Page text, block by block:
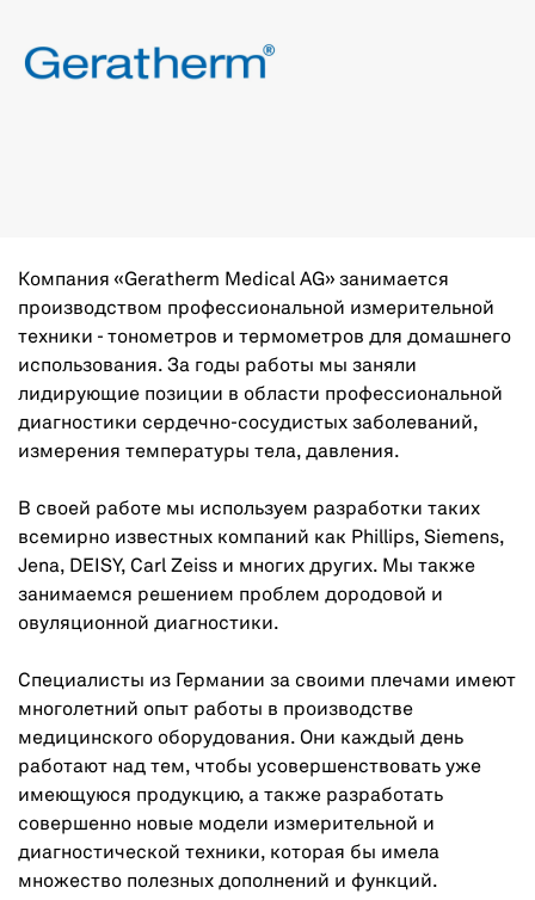
Компания «Geratherm Medical AG» занимается
производством профессиональной измерительной
техники - тонометров и термометров для домашнего
использования. За годы работы мы заняли
лидирующие позиции в области профессиональной
диагностики сердечно-сосудистых заболеваний,
измерения температуры тела, давления.
В своей работе мы используем разработки таких
всемирно известных компаний как Phillips, Siemens,
Jena, DEISY, Carl Zeiss и многих других. Мы также
занимаемся решением проблем дородовой и
овуляционной диагностики.
Специалисты из Германии за своими плечами имеют
многолетний опыт работы в производстве
медицинского оборудования. Они каждый день
работают над тем, чтобы усовершенствовать уже
имеющуюся продукцию, а также разработать
совершенно новые модели измерительной и
диагностической техники, которая бы имела
множество полезных дополнений и функций.